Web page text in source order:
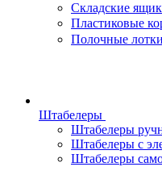
Складские
Пластиковые
Полочные
Штабелеры
Штабелеры
Штабелеры с
Штабелеры